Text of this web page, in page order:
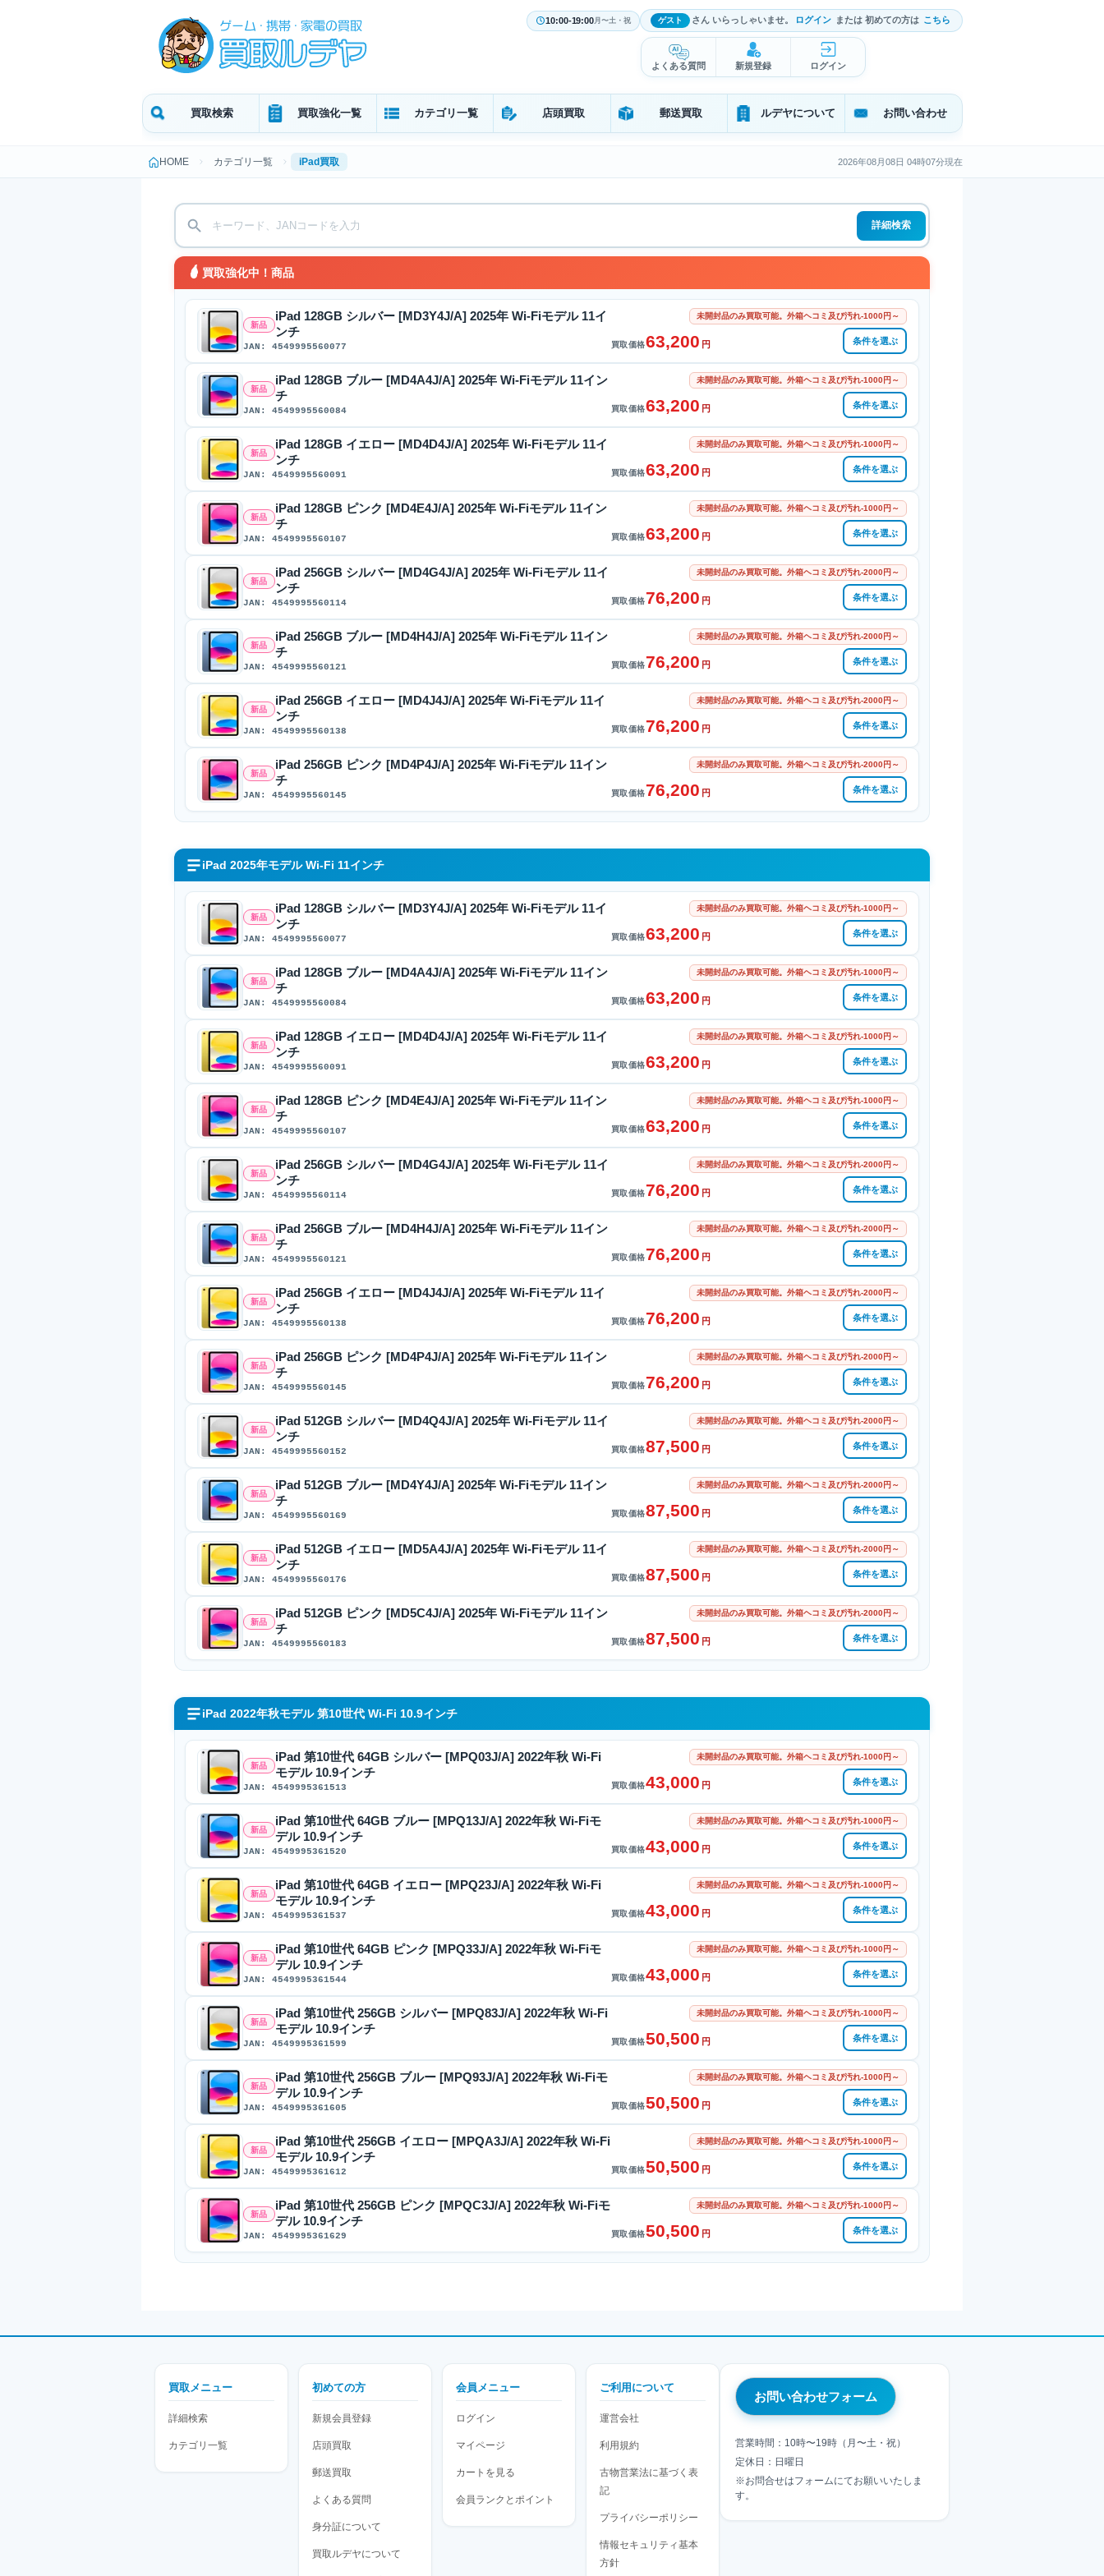
10:00-19:00月〜土・祝 ゲスト さん いらっしゃいませ。 ログイン または 初めての方は こちら
よくある質問 新規登録 ログイン
買取検索 買取強化一覧 カテゴリ一覧 店頭買取 郵送買取 ルデヤについて お問い合わせ
HOME カテゴリ一覧 iPad買取 2026年08月08日 04時07分現在
詳細検索
買取強化中！商品
新品
iPad 128GB シルバー [MD3Y4J/A] 2025年 Wi-Fiモデル 11イ
ンチ
JAN: 4549995560077
未開封品のみ買取可能。外箱ヘコミ及び汚れ-1000円～
買取価格63,200 円 条件を選ぶ
新品
iPad 128GB ブルー [MD4A4J/A] 2025年 Wi-Fiモデル 11イン
チ
JAN: 4549995560084
未開封品のみ買取可能。外箱ヘコミ及び汚れ-1000円～
買取価格63,200 円 条件を選ぶ
新品
iPad 128GB イエロー [MD4D4J/A] 2025年 Wi-Fiモデル 11イ
ンチ
JAN: 4549995560091
未開封品のみ買取可能。外箱ヘコミ及び汚れ-1000円～
買取価格63,200 円 条件を選ぶ
新品
iPad 128GB ピンク [MD4E4J/A] 2025年 Wi-Fiモデル 11イン
チ
JAN: 4549995560107
未開封品のみ買取可能。外箱ヘコミ及び汚れ-1000円～
買取価格63,200 円 条件を選ぶ
新品
iPad 256GB シルバー [MD4G4J/A] 2025年 Wi-Fiモデル 11イ
ンチ
JAN: 4549995560114
未開封品のみ買取可能。外箱ヘコミ及び汚れ-2000円～
買取価格76,200 円 条件を選ぶ
新品
iPad 256GB ブルー [MD4H4J/A] 2025年 Wi-Fiモデル 11イン
チ
JAN: 4549995560121
未開封品のみ買取可能。外箱ヘコミ及び汚れ-2000円～
買取価格76,200 円 条件を選ぶ
新品
iPad 256GB イエロー [MD4J4J/A] 2025年 Wi-Fiモデル 11イ
ンチ
JAN: 4549995560138
未開封品のみ買取可能。外箱ヘコミ及び汚れ-2000円～
買取価格76,200 円 条件を選ぶ
新品
iPad 256GB ピンク [MD4P4J/A] 2025年 Wi-Fiモデル 11イン
チ
JAN: 4549995560145
未開封品のみ買取可能。外箱ヘコミ及び汚れ-2000円～
買取価格76,200 円 条件を選ぶ
iPad 2025年モデル Wi-Fi 11インチ
新品
iPad 128GB シルバー [MD3Y4J/A] 2025年 Wi-Fiモデル 11イ
ンチ
JAN: 4549995560077
未開封品のみ買取可能。外箱ヘコミ及び汚れ-1000円～
買取価格63,200 円 条件を選ぶ
新品
iPad 128GB ブルー [MD4A4J/A] 2025年 Wi-Fiモデル 11イン
チ
JAN: 4549995560084
未開封品のみ買取可能。外箱ヘコミ及び汚れ-1000円～
買取価格63,200 円 条件を選ぶ
新品
iPad 128GB イエロー [MD4D4J/A] 2025年 Wi-Fiモデル 11イ
ンチ
JAN: 4549995560091
未開封品のみ買取可能。外箱ヘコミ及び汚れ-1000円～
買取価格63,200 円 条件を選ぶ
新品
iPad 128GB ピンク [MD4E4J/A] 2025年 Wi-Fiモデル 11イン
チ
JAN: 4549995560107
未開封品のみ買取可能。外箱ヘコミ及び汚れ-1000円～
買取価格63,200 円 条件を選ぶ
新品
iPad 256GB シルバー [MD4G4J/A] 2025年 Wi-Fiモデル 11イ
ンチ
JAN: 4549995560114
未開封品のみ買取可能。外箱ヘコミ及び汚れ-2000円～
買取価格76,200 円 条件を選ぶ
新品
iPad 256GB ブルー [MD4H4J/A] 2025年 Wi-Fiモデル 11イン
チ
JAN: 4549995560121
未開封品のみ買取可能。外箱ヘコミ及び汚れ-2000円～
買取価格76,200 円 条件を選ぶ
新品
iPad 256GB イエロー [MD4J4J/A] 2025年 Wi-Fiモデル 11イ
ンチ
JAN: 4549995560138
未開封品のみ買取可能。外箱ヘコミ及び汚れ-2000円～
買取価格76,200 円 条件を選ぶ
新品
iPad 256GB ピンク [MD4P4J/A] 2025年 Wi-Fiモデル 11イン
チ
JAN: 4549995560145
未開封品のみ買取可能。外箱ヘコミ及び汚れ-2000円～
買取価格76,200 円 条件を選ぶ
新品
iPad 512GB シルバー [MD4Q4J/A] 2025年 Wi-Fiモデル 11イ
ンチ
JAN: 4549995560152
未開封品のみ買取可能。外箱ヘコミ及び汚れ-2000円～
買取価格87,500 円 条件を選ぶ
新品
iPad 512GB ブルー [MD4Y4J/A] 2025年 Wi-Fiモデル 11イン
チ
JAN: 4549995560169
未開封品のみ買取可能。外箱ヘコミ及び汚れ-2000円～
買取価格87,500 円 条件を選ぶ
新品
iPad 512GB イエロー [MD5A4J/A] 2025年 Wi-Fiモデル 11イ
ンチ
JAN: 4549995560176
未開封品のみ買取可能。外箱ヘコミ及び汚れ-2000円～
買取価格87,500 円 条件を選ぶ
新品
iPad 512GB ピンク [MD5C4J/A] 2025年 Wi-Fiモデル 11イン
チ
JAN: 4549995560183
未開封品のみ買取可能。外箱ヘコミ及び汚れ-2000円～
買取価格87,500 円 条件を選ぶ
iPad 2022年秋モデル 第10世代 Wi-Fi 10.9インチ
新品
iPad 第10世代 64GB シルバー [MPQ03J/A] 2022年秋 Wi-Fi
モデル 10.9インチ
JAN: 4549995361513
未開封品のみ買取可能。外箱ヘコミ及び汚れ-1000円～
買取価格43,000 円 条件を選ぶ
新品
iPad 第10世代 64GB ブルー [MPQ13J/A] 2022年秋 Wi-Fiモ
デル 10.9インチ
JAN: 4549995361520
未開封品のみ買取可能。外箱ヘコミ及び汚れ-1000円～
買取価格43,000 円 条件を選ぶ
新品
iPad 第10世代 64GB イエロー [MPQ23J/A] 2022年秋 Wi-Fi
モデル 10.9インチ
JAN: 4549995361537
未開封品のみ買取可能。外箱ヘコミ及び汚れ-1000円～
買取価格43,000 円 条件を選ぶ
新品
iPad 第10世代 64GB ピンク [MPQ33J/A] 2022年秋 Wi-Fiモ
デル 10.9インチ
JAN: 4549995361544
未開封品のみ買取可能。外箱ヘコミ及び汚れ-1000円～
買取価格43,000 円 条件を選ぶ
新品
iPad 第10世代 256GB シルバー [MPQ83J/A] 2022年秋 Wi-Fi
モデル 10.9インチ
JAN: 4549995361599
未開封品のみ買取可能。外箱ヘコミ及び汚れ-1000円～
買取価格50,500 円 条件を選ぶ
新品
iPad 第10世代 256GB ブルー [MPQ93J/A] 2022年秋 Wi-Fiモ
デル 10.9インチ
JAN: 4549995361605
未開封品のみ買取可能。外箱ヘコミ及び汚れ-1000円～
買取価格50,500 円 条件を選ぶ
新品
iPad 第10世代 256GB イエロー [MPQA3J/A] 2022年秋 Wi-Fi
モデル 10.9インチ
JAN: 4549995361612
未開封品のみ買取可能。外箱ヘコミ及び汚れ-1000円～
買取価格50,500 円 条件を選ぶ
新品
iPad 第10世代 256GB ピンク [MPQC3J/A] 2022年秋 Wi-Fiモ
デル 10.9インチ
JAN: 4549995361629
未開封品のみ買取可能。外箱ヘコミ及び汚れ-1000円～
買取価格50,500 円 条件を選ぶ
買取メニュー
詳細検索
カテゴリ一覧
初めての方
新規会員登録
店頭買取
郵送買取
よくある質問
身分証について
買取ルデヤについて
会員メニュー
ログイン
マイページ
カートを見る
会員ランクとポイント
ご利用について
運営会社
利用規約
古物営業法に基づく表
記
プライバシーポリシー
情報セキュリティ基本
方針
お問い合わせフォーム
営業時間：10時〜19時（月〜土・祝）
定休日：日曜日
※お問合せはフォームにてお願いいたしま
す。